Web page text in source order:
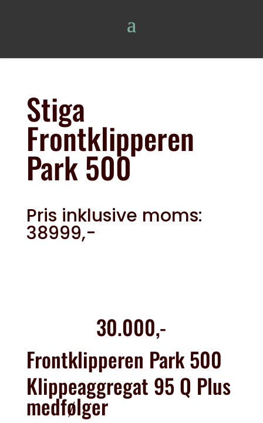
Stiga
Frontklipperen
Park 500
Pris inklusive moms:
38999,-
30.000,-
Frontklipperen Park 500
Klippeaggregat 95 Q Plus
medfølger